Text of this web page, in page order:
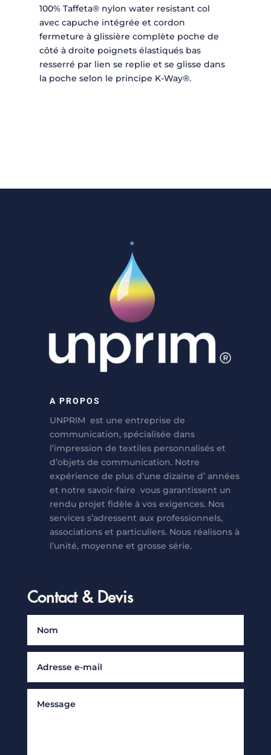
100% Taffeta® nylon water resistant col
avec capuche intégrée et cordon
fermeture à glissière complète poche de
côté à droite poignets élastiqués bas
resserré par lien se replie et se glisse dans
la poche selon le principe K-Way®.
A PROPOS
UNPRIM est une entreprise de
communication, spécialisée dans
l’impression de textiles personnalisés et
d’objets de communication. Notre
expérience de plus d’une dizaine d’ années
et notre savoir-faire vous garantissent un
rendu projet fidèle à vos exigences. Nos
services s’adressent aux professionnels,
associations et particuliers. Nous réalisons à
l’unité, moyenne et grosse série.
Contact & Devis